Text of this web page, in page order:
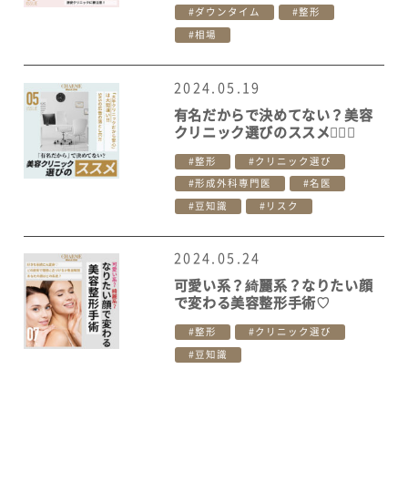
ダウンタイム 整形
相場
2024.05.19
有名だからで決めてない？美容
クリニック選びのススメ👩‍⚕️✨
整形 クリニック選び
形成外科専門医 名医
豆知識 リスク
2024.05.24
可愛い系？綺麗系？なりたい顔
で変わる美容整形手術♡
整形 クリニック選び
豆知識